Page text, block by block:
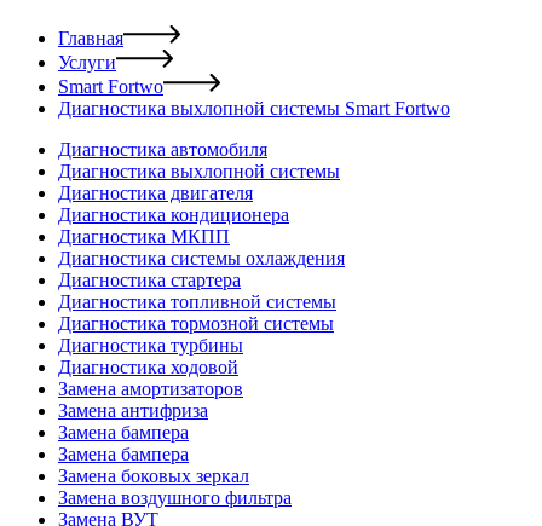
Главная
Услуги
Smart Fortwo
Диагностика выхлопной системы Smart Fortwo
Диагностика автомобиля
Диагностика выхлопной системы
Диагностика двигателя
Диагностика кондиционера
Диагностика МКПП
Диагностика системы охлаждения
Диагностика стартера
Диагностика топливной системы
Диагностика тормозной системы
Диагностика турбины
Диагностика ходовой
Замена амортизаторов
Замена антифриза
Замена бампера
Замена бампера
Замена боковых зеркал
Замена воздушного фильтра
Замена ВУТ